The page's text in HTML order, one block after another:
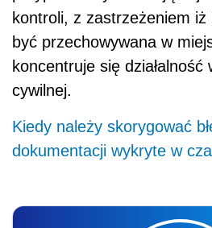
kontroli, z zastrzeżeniem
być przechowywana w
koncentruje się działalność
cywilnej.
Kiedy należy skorygować
dokumentacji wykryte w